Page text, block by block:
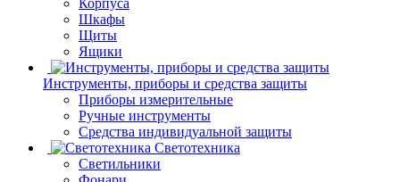
Шкафы
Щиты
Ящики
Инструменты, приборы и средства защиты
Приборы измерительные
Ручные инструменты
Средства индивидуальной защиты
Светотехника
Светильники